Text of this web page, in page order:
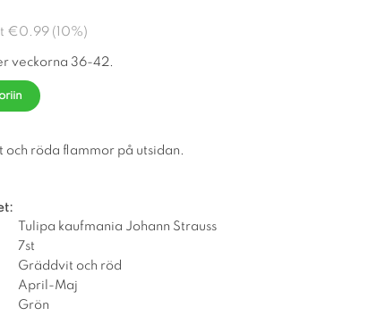
€0.99 ( 10%)
veckorna 36-42.
röda flammor på utsidan.
Tulipa kaufmania Johann Strauss
7st
Gräddvit och röd
April-Maj
Grön